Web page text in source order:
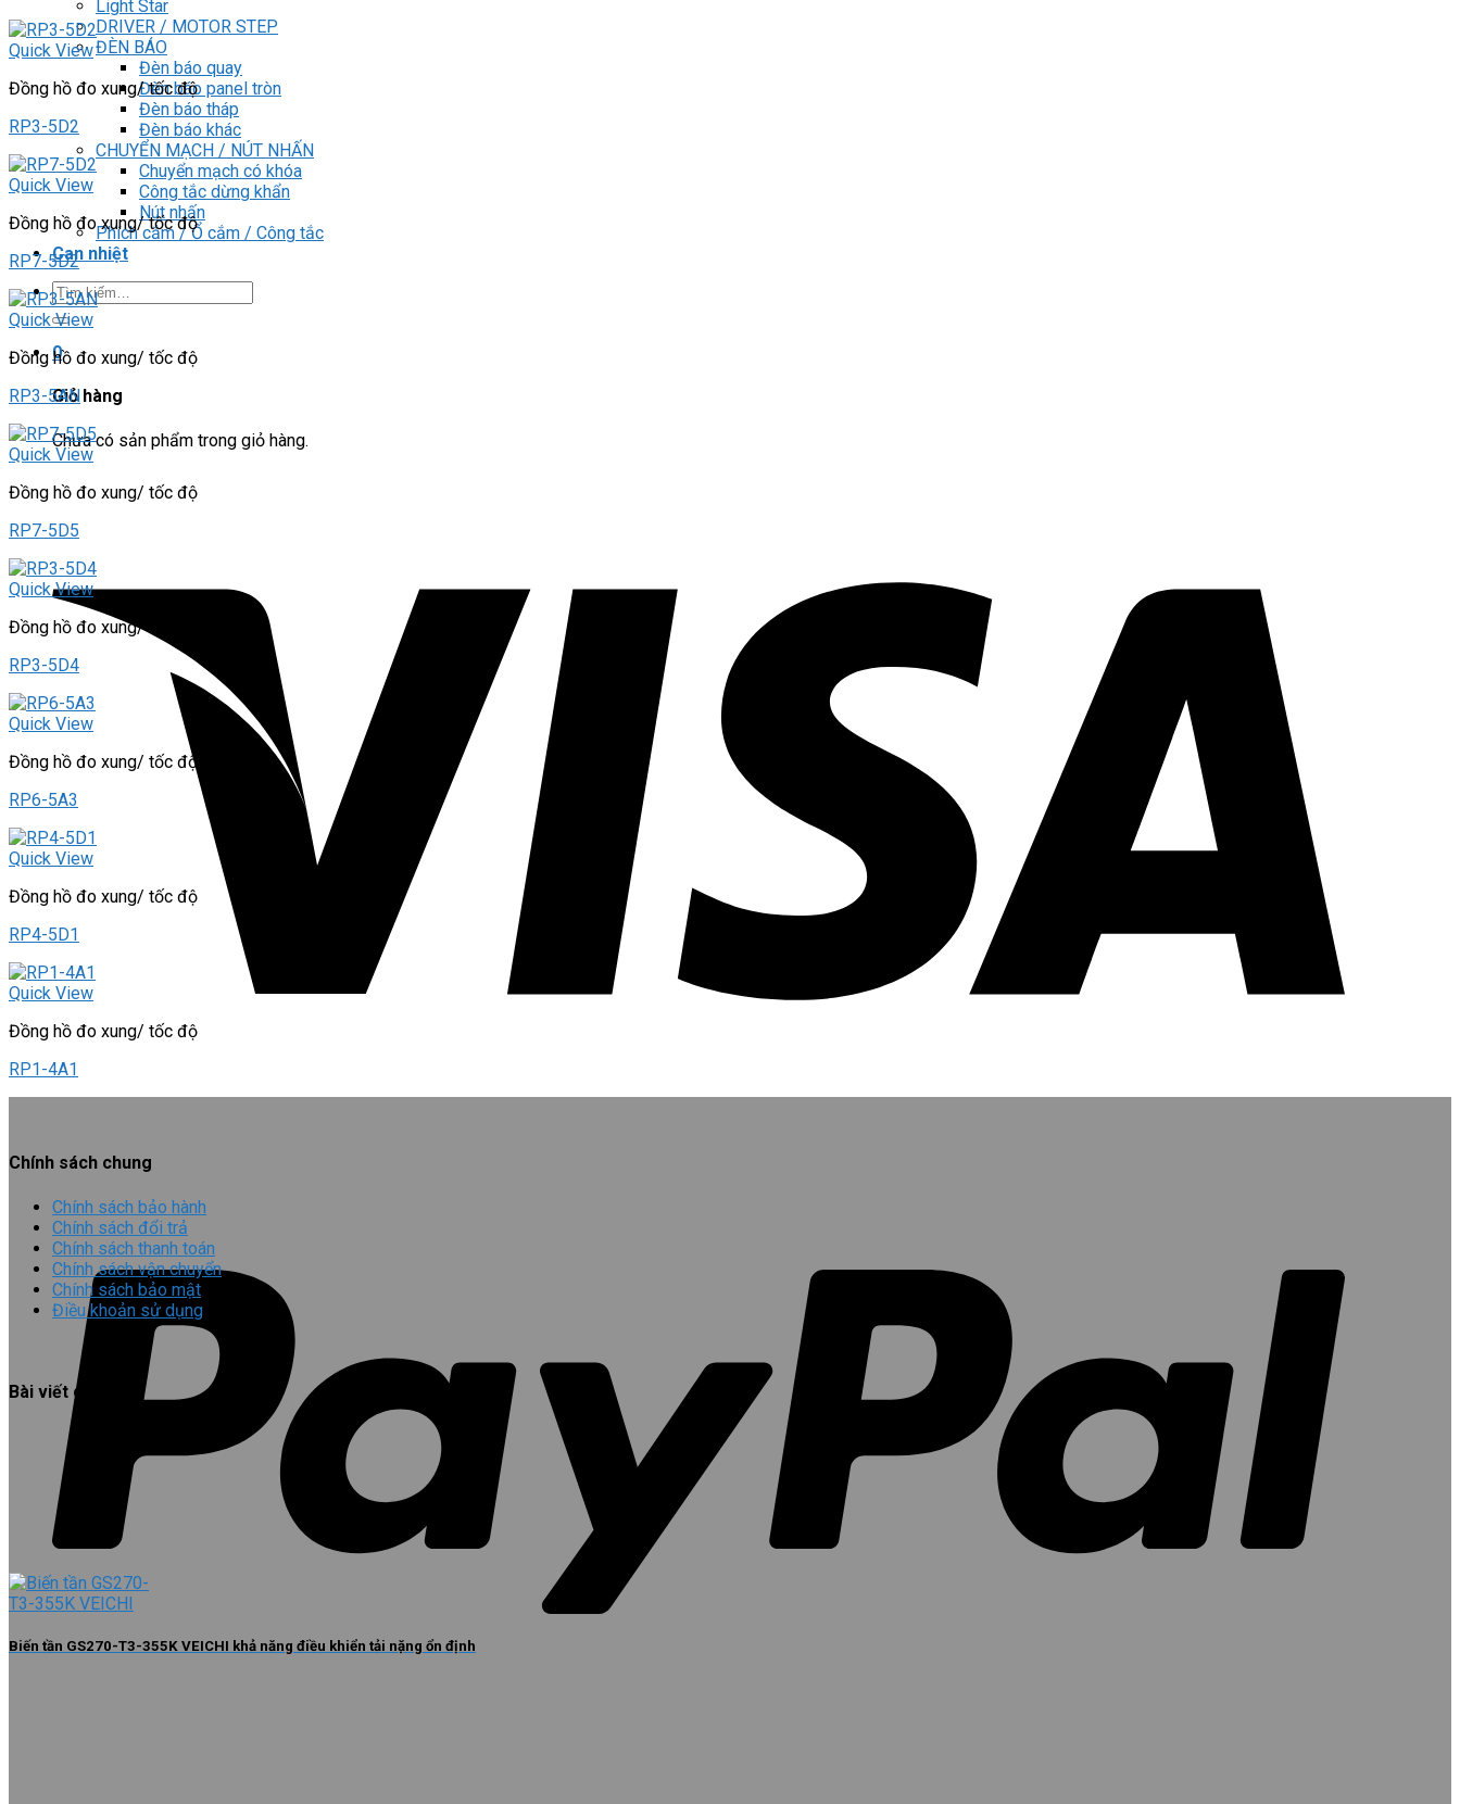
Light Star
DRIVER / MOTOR STEP
ĐÈN BÁO
Đèn báo quay
Đèn báo panel tròn
Đèn báo tháp
Đèn báo khác
CHUYỂN MẠCH / NÚT NHẤN
Chuyển mạch có khóa
Công tắc dừng khẩn
Nút nhấn
Phích cắm / Ổ cắm / Công tắc
Can nhiệt
Tìm
kiếm:
0
Giỏ hàng
Chưa có sản phẩm trong giỏ hàng.
Quick View
Đồng hồ đo xung/ tốc độ
RP3-5D2
Quick View
Đồng hồ đo xung/ tốc độ
RP7-5D2
Quick View
Đồng hồ đo xung/ tốc độ
RP3-5AN
Quick View
Đồng hồ đo xung/ tốc độ
RP7-5D5
Quick View
Đồng hồ đo xung/ tốc độ
RP3-5D4
Quick View
Đồng hồ đo xung/ tốc độ
RP6-5A3
Quick View
Đồng hồ đo xung/ tốc độ
RP4-5D1
Quick View
Đồng hồ đo xung/ tốc độ
RP1-4A1
Chính sách chung
Chính sách bảo hành
Chính sách đổi trả
Chính sách thanh toán
Chính sách vận chuyển
Chính sách bảo mật
Điều khoản sử dụng
Bài viết gần đây
Biến tần GS270-T3-355K VEICHI khả năng điều khiển tải nặng ổn định